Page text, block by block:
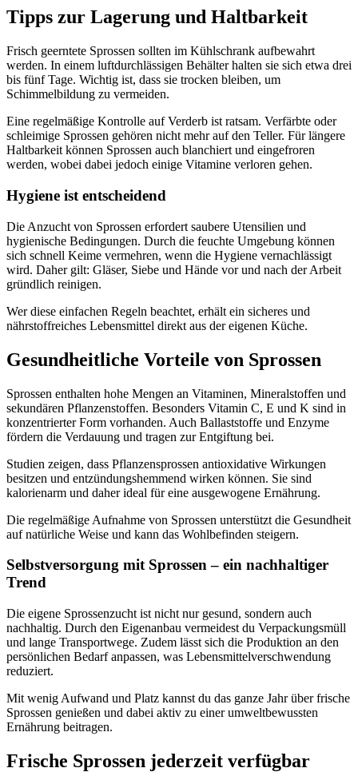
Tipps zur Lagerung und Haltbarkeit
Frisch geerntete Sprossen sollten im Kühlschrank aufbewahrt
werden. In einem luftdurchlässigen Behälter halten sie sich etwa drei
bis fünf Tage. Wichtig ist, dass sie trocken bleiben, um
Schimmelbildung zu vermeiden.
Eine regelmäßige Kontrolle auf Verderb ist ratsam. Verfärbte oder
schleimige Sprossen gehören nicht mehr auf den Teller. Für längere
Haltbarkeit können Sprossen auch blanchiert und eingefroren
werden, wobei dabei jedoch einige Vitamine verloren gehen.
Hygiene ist entscheidend
Die Anzucht von Sprossen erfordert saubere Utensilien und
hygienische Bedingungen. Durch die feuchte Umgebung können
sich schnell Keime vermehren, wenn die Hygiene vernachlässigt
wird. Daher gilt: Gläser, Siebe und Hände vor und nach der Arbeit
gründlich reinigen.
Wer diese einfachen Regeln beachtet, erhält ein sicheres und
nährstoffreiches Lebensmittel direkt aus der eigenen Küche.
Gesundheitliche Vorteile von Sprossen
Sprossen enthalten hohe Mengen an Vitaminen, Mineralstoffen und
sekundären Pflanzenstoffen. Besonders Vitamin C, E und K sind in
konzentrierter Form vorhanden. Auch Ballaststoffe und Enzyme
fördern die Verdauung und tragen zur Entgiftung bei.
Studien zeigen, dass Pflanzensprossen antioxidative Wirkungen
besitzen und entzündungshemmend wirken können. Sie sind
kalorienarm und daher ideal für eine ausgewogene Ernährung.
Die regelmäßige Aufnahme von Sprossen unterstützt die Gesundheit
auf natürliche Weise und kann das Wohlbefinden steigern.
Selbstversorgung mit Sprossen – ein nachhaltiger
Trend
Die eigene Sprossenzucht ist nicht nur gesund, sondern auch
nachhaltig. Durch den Eigenanbau vermeidest du Verpackungsmüll
und lange Transportwege. Zudem lässt sich die Produktion an den
persönlichen Bedarf anpassen, was Lebensmittelverschwendung
reduziert.
Mit wenig Aufwand und Platz kannst du das ganze Jahr über frische
Sprossen genießen und dabei aktiv zu einer umweltbewussten
Ernährung beitragen.
Frische Sprossen jederzeit verfügbar